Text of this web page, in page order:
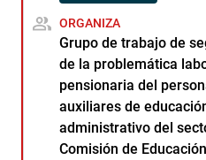
ORGANIZA
Grupo de trabajo de
de la problemática
pensionaria del
auxiliares de
administrativo del
Comisión de